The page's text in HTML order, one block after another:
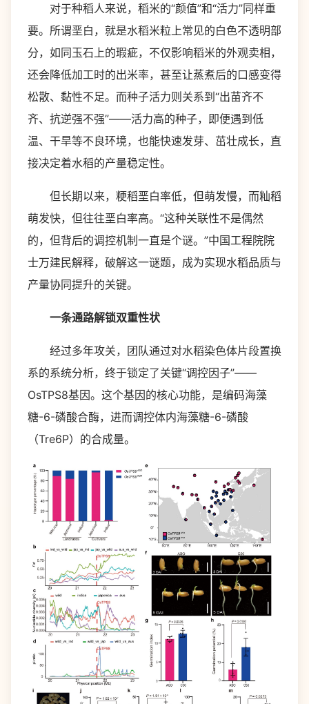
对于种稻人来说，稻米的“颜值”和“活力”同样重
要。所谓垩白，就是水稻米粒上常见的白色不透明部
分，如同玉石上的瑕疵，不仅影响稻米的外观卖相，
还会降低加工时的出米率，甚至让蒸煮后的口感变得
松散、黏性不足。而种子活力则关系到“出苗齐不
齐、抗逆强不强”——活力高的种子，即便遇到低
温、干旱等不良环境，也能快速发芽、茁壮成长，直
接决定着水稻的产量稳定性。
但长期以来，粳稻垩白率低，但萌发慢，而籼稻
萌发快，但往往垩白率高。“这种关联性不是偶然
的，但背后的调控机制一直是个谜。”中国工程院院
士万建民解释，破解这一谜题，成为实现水稻品质与
产量协同提升的关键。
一条通路解锁双重性状
经过多年攻关，团队通过对水稻染色体片段置换
系的系统分析，终于锁定了关键“调控因子”——
OsTPS8基因。这个基因的核心功能，是编码海藻
糖-6-磷酸合酶，进而调控体内海藻糖-6-磷酸
（Tre6P）的合成量。